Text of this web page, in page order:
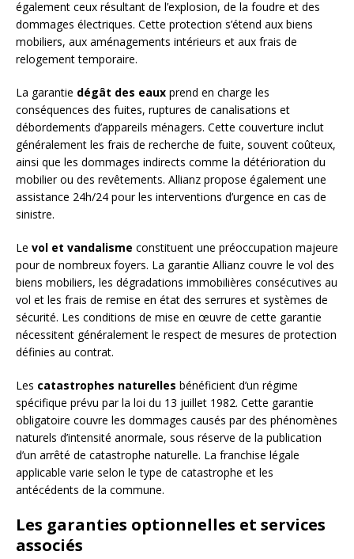
également ceux résultant de l’explosion, de la foudre et des
dommages électriques. Cette protection s’étend aux biens
mobiliers, aux aménagements intérieurs et aux frais de
relogement temporaire.
La garantie dégât des eaux prend en charge les
conséquences des fuites, ruptures de canalisations et
débordements d’appareils ménagers. Cette couverture inclut
généralement les frais de recherche de fuite, souvent coûteux,
ainsi que les dommages indirects comme la détérioration du
mobilier ou des revêtements. Allianz propose également une
assistance 24h/24 pour les interventions d’urgence en cas de
sinistre.
Le vol et vandalisme constituent une préoccupation majeure
pour de nombreux foyers. La garantie Allianz couvre le vol des
biens mobiliers, les dégradations immobilières consécutives au
vol et les frais de remise en état des serrures et systèmes de
sécurité. Les conditions de mise en œuvre de cette garantie
nécessitent généralement le respect de mesures de protection
définies au contrat.
Les catastrophes naturelles bénéficient d’un régime
spécifique prévu par la loi du 13 juillet 1982. Cette garantie
obligatoire couvre les dommages causés par des phénomènes
naturels d’intensité anormale, sous réserve de la publication
d’un arrêté de catastrophe naturelle. La franchise légale
applicable varie selon le type de catastrophe et les
antécédents de la commune.
Les garanties optionnelles et services
associés